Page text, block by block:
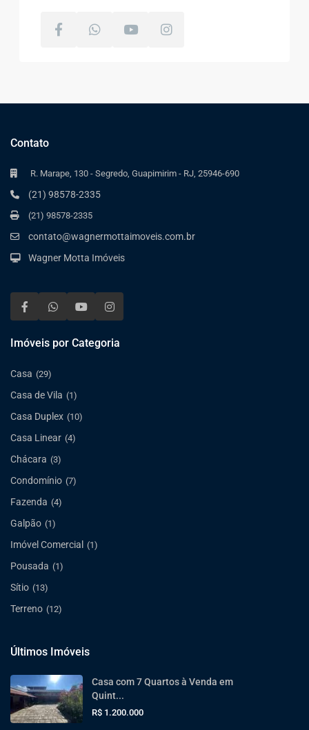
Contato
R. Marape, 130 - Segredo, Guapimirim - RJ, 25946-690
(21) 98578-2335
(21) 98578-2335
contato@wagnermottaimoveis.com.br
Wagner Motta Imóveis
Imóveis por Categoria
Casa (29)
Casa de Vila (1)
Casa Duplex (10)
Casa Linear (4)
Chácara (3)
Condomínio (7)
Fazenda (4)
Galpão (1)
Imóvel Comercial (1)
Pousada (1)
Sítio (13)
Terreno (12)
Últimos Imóveis
Casa com 7 Quartos à Venda em
Quint...
R$ 1.200.000